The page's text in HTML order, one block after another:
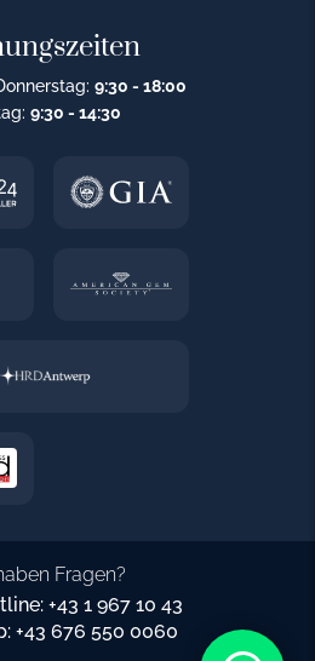
9:30 - 18:00
9:30 - 14:30
Fragen?
+43 1 967 10 43
+43 676 550 0060